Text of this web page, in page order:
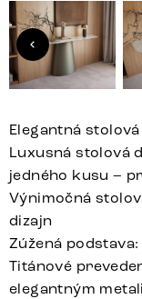
Elegantná
Luxusná stolová
jedného kusu –
Výnimočná
dizajn
Zúžená
Titánové
elegantným